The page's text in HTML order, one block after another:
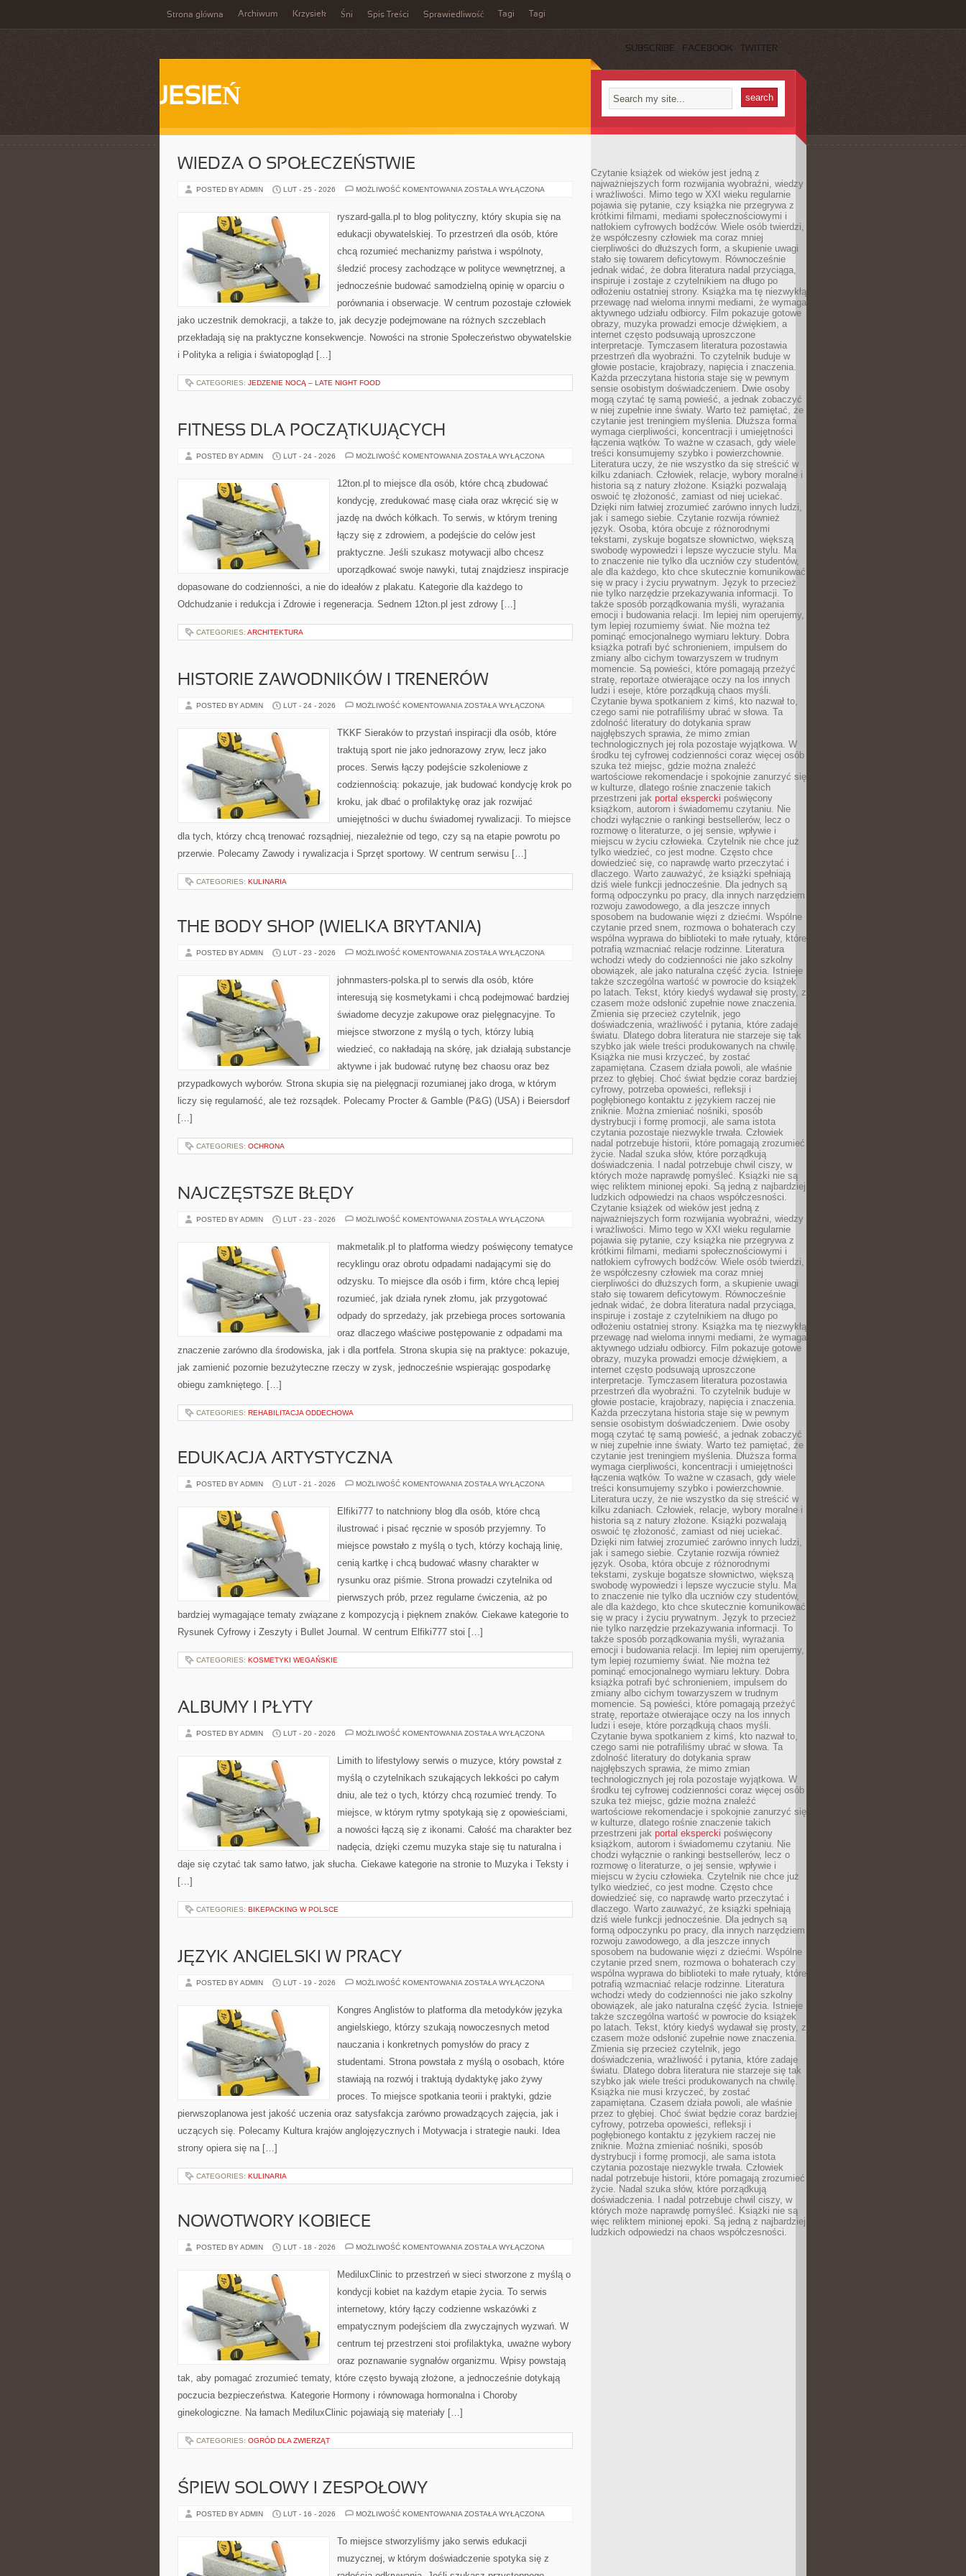
Strona główna Archiwum Krzysiek Śni Spis Treści Sprawiedliwość Tagi Tagi
SUBSCRIBE FACEBOOK TWITTER
JESIEŃ
WIEDZA O SPOŁECZEŃSTWIE
POSTED BY ADMIN LUT - 25 - 2026 MOŻLIWOŚĆ KOMENTOWANIA WIEDZA
ZOSTAŁA WYŁĄCZONA
ryszard-galla.pl to blog polityczny, który skupia się na
edukacji obywatelskiej. To przestrzeń dla osób, które
chcą rozumieć mechanizmy państwa i wspólnoty,
śledzić procesy zachodzące w polityce wewnętrznej, a
jednocześnie budować samodzielną opinię w oparciu o
porównania i obserwacje. W centrum pozostaje człowiek
jako uczestnik demokracji, a także to, jak decyzje podejmowane na różnych szczeblach
przekładają się na praktyczne konsekwencje. Nowości na stronie Społeczeństwo obywatelskie
i Polityka a religia i światopogląd […]
CATEGORIES: JEDZENIE NOCĄ – LATE NIGHT FOOD
FITNESS DLA POCZĄTKUJĄCYCH
POSTED BY ADMIN LUT - 24 - 2026 MOŻLIWOŚĆ KOMENTOWANIA FITNESS
ZOSTAŁA WYŁĄCZONA
12ton.pl to miejsce dla osób, które chcą zbudować
kondycję, zredukować masę ciała oraz wkręcić się w
jazdę na dwóch kółkach. To serwis, w którym trening
łączy się z zdrowiem, a podejście do celów jest
praktyczne. Jeśli szukasz motywacji albo chcesz
uporządkować swoje nawyki, tutaj znajdziesz inspiracje
dopasowane do codzienności, a nie do ideałów z plakatu. Kategorie dla każdego to
Odchudzanie i redukcja i Zdrowie i regeneracja. Sednem 12ton.pl jest zdrowy […]
CATEGORIES: ARCHITEKTURA
HISTORIE ZAWODNIKÓW I TRENERÓW
POSTED BY ADMIN LUT - 24 - 2026 MOŻLIWOŚĆ KOMENTOWANIA HISTORIE
TRENERÓW
ZOSTAŁA WYŁĄCZONA
TKKF Sieraków to przystań inspiracji dla osób, które
traktują sport nie jako jednorazowy zryw, lecz jako
proces. Serwis łączy podejście szkoleniowe z
codziennością: pokazuje, jak budować kondycję krok po
kroku, jak dbać o profilaktykę oraz jak rozwijać
umiejętności w duchu świadomej rywalizacji. To miejsce
dla tych, którzy chcą trenować rozsądniej, niezależnie od tego, czy są na etapie powrotu po
przerwie. Polecamy Zawody i rywalizacja i Sprzęt sportowy. W centrum serwisu […]
CATEGORIES: KULINARIA
THE BODY SHOP (WIELKA BRYTANIA)
POSTED BY ADMIN LUT - 23 - 2026 MOŻLIWOŚĆ KOMENTOWANIA THE
(WIELKA
BRYTANIA)
ZOSTAŁA WYŁĄCZONA
johnmasters-polska.pl to serwis dla osób, które
interesują się kosmetykami i chcą podejmować bardziej
świadome decyzje zakupowe oraz pielęgnacyjne. To
miejsce stworzone z myślą o tych, którzy lubią
wiedzieć, co nakładają na skórę, jak działają substancje
aktywne i jak budować rutynę bez chaosu oraz bez
przypadkowych wyborów. Strona skupia się na pielęgnacji rozumianej jako droga, w którym
liczy się regularność, ale też rozsądek. Polecamy Procter & Gamble (P&G) (USA) i Beiersdorf
[…]
CATEGORIES: OCHRONA
NAJCZĘSTSZE BŁĘDY
POSTED BY ADMIN LUT - 23 - 2026 MOŻLIWOŚĆ KOMENTOWANIA NAJCZĘSTSZE
ZOSTAŁA WYŁĄCZONA
makmetalik.pl to platforma wiedzy poświęcony tematyce
recyklingu oraz obrotu odpadami nadającymi się do
odzysku. To miejsce dla osób i firm, które chcą lepiej
rozumieć, jak działa rynek złomu, jak przygotować
odpady do sprzedaży, jak przebiega proces sortowania
oraz dlaczego właściwe postępowanie z odpadami ma
znaczenie zarówno dla środowiska, jak i dla portfela. Strona skupia się na praktyce: pokazuje,
jak zamienić pozornie bezużyteczne rzeczy w zysk, jednocześnie wspierając gospodarkę
obiegu zamkniętego. […]
CATEGORIES: REHABILITACJA ODDECHOWA
EDUKACJA ARTYSTYCZNA
POSTED BY ADMIN LUT - 21 - 2026 MOŻLIWOŚĆ KOMENTOWANIA EDUKACJA
ZOSTAŁA WYŁĄCZONA
Elfiki777 to natchniony blog dla osób, które chcą
ilustrować i pisać ręcznie w sposób przyjemny. To
miejsce powstało z myślą o tych, którzy kochają linię,
cenią kartkę i chcą budować własny charakter w
rysunku oraz piśmie. Strona prowadzi czytelnika od
pierwszych prób, przez regularne ćwiczenia, aż po
bardziej wymagające tematy związane z kompozycją i pięknem znaków. Ciekawe kategorie to
Rysunek Cyfrowy i Zeszyty i Bullet Journal. W centrum Elfiki777 stoi […]
CATEGORIES: KOSMETYKI WEGAŃSKIE
ALBUMY I PŁYTY
POSTED BY ADMIN LUT - 20 - 2026 MOŻLIWOŚĆ KOMENTOWANIA ALBUMY
ZOSTAŁA WYŁĄCZONA
Limith to lifestylowy serwis o muzyce, który powstał z
myślą o czytelnikach szukających lekkości po całym
dniu, ale też o tych, którzy chcą rozumieć trendy. To
miejsce, w którym rytmy spotykają się z opowieściami,
a nowości łączą się z ikonami. Całość ma charakter bez
nadęcia, dzięki czemu muzyka staje się tu naturalna i
daje się czytać tak samo łatwo, jak słucha. Ciekawe kategorie na stronie to Muzyka i Teksty i
[…]
CATEGORIES: BIKEPACKING W POLSCE
JĘZYK ANGIELSKI W PRACY
POSTED BY ADMIN LUT - 19 - 2026 MOŻLIWOŚĆ KOMENTOWANIA JĘZYK
PRACY
ZOSTAŁA WYŁĄCZONA
Kongres Anglistów to platforma dla metodyków języka
angielskiego, którzy szukają nowoczesnych metod
nauczania i konkretnych pomysłów do pracy z
studentami. Strona powstała z myślą o osobach, które
stawiają na rozwój i traktują dydaktykę jako żywy
proces. To miejsce spotkania teorii i praktyki, gdzie
pierwszoplanowa jest jakość uczenia oraz satysfakcja zarówno prowadzących zajęcia, jak i
uczących się. Polecamy Kultura krajów anglojęzycznych i Motywacja i strategie nauki. Idea
strony opiera się na […]
CATEGORIES: KULINARIA
NOWOTWORY KOBIECE
POSTED BY ADMIN LUT - 18 - 2026 MOŻLIWOŚĆ KOMENTOWANIA NOWOTWORY
ZOSTAŁA WYŁĄCZONA
MediluxClinic to przestrzeń w sieci stworzone z myślą o
kondycji kobiet na każdym etapie życia. To serwis
internetowy, który łączy codzienne wskazówki z
empatycznym podejściem dla zwyczajnych wyzwań. W
centrum tej przestrzeni stoi profilaktyka, uważne wybory
oraz poznawanie sygnałów organizmu. Wpisy powstają
tak, aby pomagać zrozumieć tematy, które często bywają złożone, a jednocześnie dotykają
poczucia bezpieczeństwa. Kategorie Hormony i równowaga hormonalna i Choroby
ginekologiczne. Na łamach MediluxClinic pojawiają się materiały […]
CATEGORIES: OGRÓD DLA ZWIERZĄT
ŚPIEW SOLOWY I ZESPOŁOWY
POSTED BY ADMIN LUT - 16 - 2026 MOŻLIWOŚĆ KOMENTOWANIA ŚPIEW
ZESPOŁOWY
ZOSTAŁA WYŁĄCZONA
To miejsce stworzyliśmy jako serwis edukacji
muzycznej, w którym doświadczenie spotyka się z
Czytanie książek od wieków jest jedną z
najważniejszych form rozwijania wyobraźni, wiedzy
i wrażliwości. Mimo tego w XXI wieku regularnie
pojawia się pytanie, czy książka nie przegrywa z
krótkimi filmami, mediami społecznościowymi i
natłokiem cyfrowych bodźców. Wiele osób twierdzi,
że współczesny człowiek ma coraz mniej
cierpliwości do dłuższych form, a skupienie uwagi
stało się towarem deficytowym. Równocześnie
jednak widać, że dobra literatura nadal przyciąga,
inspiruje i zostaje z czytelnikiem na długo po
odłożeniu ostatniej strony. Książka ma tę niezwykłą
przewagę nad wieloma innymi mediami, że wymaga
aktywnego udziału odbiorcy. Film pokazuje gotowe
obrazy, muzyka prowadzi emocje dźwiękiem, a
internet często podsuwają uproszczone
interpretacje. Tymczasem literatura pozostawia
przestrzeń dla wyobraźni. To czytelnik buduje w
głowie postacie, krajobrazy, napięcia i znaczenia.
Każda przeczytana historia staje się w pewnym
sensie osobistym doświadczeniem. Dwie osoby
mogą czytać tę samą powieść, a jednak zobaczyć
w niej zupełnie inne światy. Warto też pamiętać, że
czytanie jest treningiem myślenia. Dłuższa forma
wymaga cierpliwości, koncentracji i umiejętności
łączenia wątków. To ważne w czasach, gdy wiele
treści konsumujemy szybko i powierzchownie.
Literatura uczy, że nie wszystko da się streścić w
kilku zdaniach. Człowiek, relacje, wybory moralne i
historia są z natury złożone. Książki pozwalają
oswoić tę złożoność, zamiast od niej uciekać.
Dzięki nim łatwiej zrozumieć zarówno innych ludzi,
jak i samego siebie. Czytanie rozwija również
język. Osoba, która obcuje z różnorodnymi
tekstami, zyskuje bogatsze słownictwo, większą
swobodę wypowiedzi i lepsze wyczucie stylu. Ma
to znaczenie nie tylko dla uczniów czy studentów,
ale dla każdego, kto chce skutecznie komunikować
się w pracy i życiu prywatnym. Język to przecież
nie tylko narzędzie przekazywania informacji. To
także sposób porządkowania myśli, wyrażania
emocji i budowania relacji. Im lepiej nim operujemy,
tym lepiej rozumiemy świat. Nie można też
pominąć emocjonalnego wymiaru lektury. Dobra
książka potrafi być schronieniem, impulsem do
zmiany albo cichym towarzyszem w trudnym
momencie. Są powieści, które pomagają przeżyć
stratę, reportaże otwierające oczy na los innych
ludzi i eseje, które porządkują chaos myśli.
Czytanie bywa spotkaniem z kimś, kto nazwał to,
czego sami nie potrafiliśmy ubrać w słowa. Ta
zdolność literatury do dotykania spraw
najgłębszych sprawia, że mimo zmian
technologicznych jej rola pozostaje wyjątkowa. W
środku tej cyfrowej codzienności coraz więcej osób
szuka też miejsc, gdzie można znaleźć
wartościowe rekomendacje i spokojnie zanurzyć się
w kulturze, dlatego rośnie znaczenie takich
przestrzeni jak portal ekspercki poświęcony
książkom, autorom i świadomemu czytaniu. Nie
chodzi wyłącznie o rankingi bestsellerów, lecz o
rozmowę o literaturze, o jej sensie, wpływie i
miejscu w życiu człowieka. Czytelnik nie chce już
tylko wiedzieć, co jest modne. Często chce
dowiedzieć się, co naprawdę warto przeczytać i
dlaczego. Warto zauważyć, że książki spełniają
dziś wiele funkcji jednocześnie. Dla jednych są
formą odpoczynku po pracy, dla innych narzędziem
rozwoju zawodowego, a dla jeszcze innych
sposobem na budowanie więzi z dziećmi. Wspólne
czytanie przed snem, rozmowa o bohaterach czy
wspólna wyprawa do biblioteki to małe rytuały, które
potrafią wzmacniać relacje rodzinne. Literatura
wchodzi wtedy do codzienności nie jako szkolny
obowiązek, ale jako naturalna część życia. Istnieje
także szczególna wartość w powrocie do książek
po latach. Tekst, który kiedyś wydawał się prosty, z
czasem może odsłonić zupełnie nowe znaczenia.
Zmienia się przecież czytelnik, jego
doświadczenia, wrażliwość i pytania, które zadaje
światu. Dlatego dobra literatura nie starzeje się tak
szybko jak wiele treści produkowanych na chwilę.
Książka nie musi krzyczeć, by zostać
zapamiętana. Czasem działa powoli, ale właśnie
przez to głębiej. Choć świat będzie coraz bardziej
cyfrowy, potrzeba opowieści, refleksji i
pogłębionego kontaktu z językiem raczej nie
zniknie. Można zmieniać nośniki, sposób
dystrybucji i formę promocji, ale sama istota
czytania pozostaje niezwykle trwała. Człowiek
nadal potrzebuje historii, które pomagają zrozumieć
życie. Nadal szuka słów, które porządkują
doświadczenia. I nadal potrzebuje chwil ciszy, w
których może naprawdę pomyśleć. Książki nie są
więc reliktem minionej epoki. Są jedną z najbardziej
ludzkich odpowiedzi na chaos współczesności.
Czytanie książek od wieków jest jedną z
najważniejszych form rozwijania wyobraźni, wiedzy
i wrażliwości. Mimo tego w XXI wieku regularnie
pojawia się pytanie, czy książka nie przegrywa z
krótkimi filmami, mediami społecznościowymi i
natłokiem cyfrowych bodźców. Wiele osób twierdzi,
że współczesny człowiek ma coraz mniej
cierpliwości do dłuższych form, a skupienie uwagi
stało się towarem deficytowym. Równocześnie
jednak widać, że dobra literatura nadal przyciąga,
inspiruje i zostaje z czytelnikiem na długo po
odłożeniu ostatniej strony. Książka ma tę niezwykłą
przewagę nad wieloma innymi mediami, że wymaga
aktywnego udziału odbiorcy. Film pokazuje gotowe
obrazy, muzyka prowadzi emocje dźwiękiem, a
internet często podsuwają uproszczone
interpretacje. Tymczasem literatura pozostawia
przestrzeń dla wyobraźni. To czytelnik buduje w
głowie postacie, krajobrazy, napięcia i znaczenia.
Każda przeczytana historia staje się w pewnym
sensie osobistym doświadczeniem. Dwie osoby
mogą czytać tę samą powieść, a jednak zobaczyć
w niej zupełnie inne światy. Warto też pamiętać, że
czytanie jest treningiem myślenia. Dłuższa forma
wymaga cierpliwości, koncentracji i umiejętności
łączenia wątków. To ważne w czasach, gdy wiele
treści konsumujemy szybko i powierzchownie.
Literatura uczy, że nie wszystko da się streścić w
kilku zdaniach. Człowiek, relacje, wybory moralne i
historia są z natury złożone. Książki pozwalają
oswoić tę złożoność, zamiast od niej uciekać.
Dzięki nim łatwiej zrozumieć zarówno innych ludzi,
jak i samego siebie. Czytanie rozwija również
język. Osoba, która obcuje z różnorodnymi
tekstami, zyskuje bogatsze słownictwo, większą
swobodę wypowiedzi i lepsze wyczucie stylu. Ma
to znaczenie nie tylko dla uczniów czy studentów,
ale dla każdego, kto chce skutecznie komunikować
się w pracy i życiu prywatnym. Język to przecież
nie tylko narzędzie przekazywania informacji. To
także sposób porządkowania myśli, wyrażania
emocji i budowania relacji. Im lepiej nim operujemy,
tym lepiej rozumiemy świat. Nie można też
pominąć emocjonalnego wymiaru lektury. Dobra
książka potrafi być schronieniem, impulsem do
zmiany albo cichym towarzyszem w trudnym
momencie. Są powieści, które pomagają przeżyć
stratę, reportaże otwierające oczy na los innych
ludzi i eseje, które porządkują chaos myśli.
Czytanie bywa spotkaniem z kimś, kto nazwał to,
czego sami nie potrafiliśmy ubrać w słowa. Ta
zdolność literatury do dotykania spraw
najgłębszych sprawia, że mimo zmian
technologicznych jej rola pozostaje wyjątkowa. W
środku tej cyfrowej codzienności coraz więcej osób
szuka też miejsc, gdzie można znaleźć
wartościowe rekomendacje i spokojnie zanurzyć się
w kulturze, dlatego rośnie znaczenie takich
przestrzeni jak portal ekspercki poświęcony
książkom, autorom i świadomemu czytaniu. Nie
chodzi wyłącznie o rankingi bestsellerów, lecz o
rozmowę o literaturze, o jej sensie, wpływie i
miejscu w życiu człowieka. Czytelnik nie chce już
tylko wiedzieć, co jest modne. Często chce
dowiedzieć się, co naprawdę warto przeczytać i
dlaczego. Warto zauważyć, że książki spełniają
dziś wiele funkcji jednocześnie. Dla jednych są
formą odpoczynku po pracy, dla innych narzędziem
rozwoju zawodowego, a dla jeszcze innych
sposobem na budowanie więzi z dziećmi. Wspólne
czytanie przed snem, rozmowa o bohaterach czy
wspólna wyprawa do biblioteki to małe rytuały, które
potrafią wzmacniać relacje rodzinne. Literatura
wchodzi wtedy do codzienności nie jako szkolny
obowiązek, ale jako naturalna część życia. Istnieje
także szczególna wartość w powrocie do książek
po latach. Tekst, który kiedyś wydawał się prosty, z
czasem może odsłonić zupełnie nowe znaczenia.
Zmienia się przecież czytelnik, jego
doświadczenia, wrażliwość i pytania, które zadaje
światu. Dlatego dobra literatura nie starzeje się tak
szybko jak wiele treści produkowanych na chwilę.
Książka nie musi krzyczeć, by zostać
zapamiętana. Czasem działa powoli, ale właśnie
przez to głębiej. Choć świat będzie coraz bardziej
cyfrowy, potrzeba opowieści, refleksji i
pogłębionego kontaktu z językiem raczej nie
zniknie. Można zmieniać nośniki, sposób
dystrybucji i formę promocji, ale sama istota
czytania pozostaje niezwykle trwała. Człowiek
nadal potrzebuje historii, które pomagają zrozumieć
życie. Nadal szuka słów, które porządkują
doświadczenia. I nadal potrzebuje chwil ciszy, w
których może naprawdę pomyśleć. Książki nie są
więc reliktem minionej epoki. Są jedną z najbardziej
ludzkich odpowiedzi na chaos współczesności.